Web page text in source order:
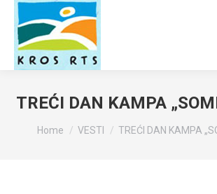
TREĆI DAN KAMPA
You are here:
Home VESTI TREĆI DAN KAMPA